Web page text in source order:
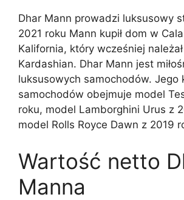
Dhar Mann prowadzi luksusowy
2021 roku Mann kupił dom w
Kalifornia, który wcześniej
Kardashian. Dhar Mann jest
luksusowych samochodów. Jego
samochodów obejmuje model
roku, model Lamborghini Urus z
model Rolls Royce Dawn z 2019
Wartość netto
Manna